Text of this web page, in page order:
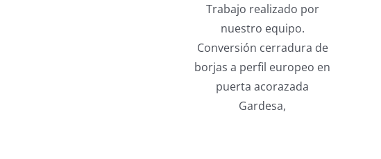
Trabajo realizado por
nuestro equipo.
Conversión cerradura de
borjas a perfil europeo en
puerta acorazada
Gardesa,